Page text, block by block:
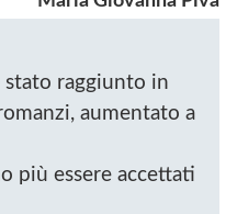
stato raggiunto in
aumentato a
più essere accettati